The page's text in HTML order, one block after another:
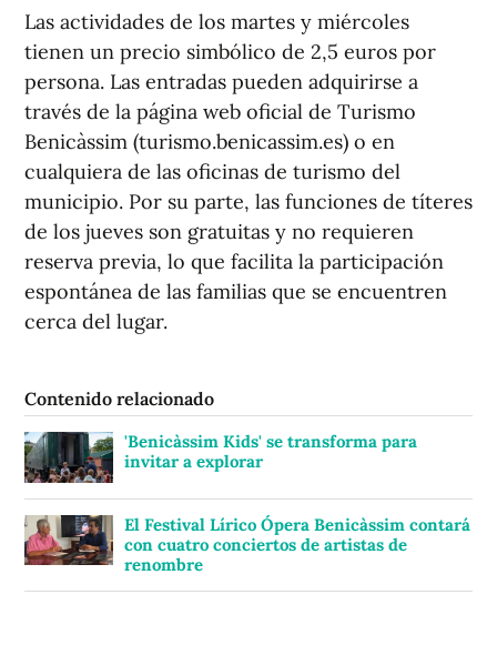
Las actividades de los martes y miércoles
tienen un precio simbólico de 2,5 euros por
persona. Las entradas pueden adquirirse a
través de la página web oficial de Turismo
Benicàssim (turismo.benicassim.es) o en
cualquiera de las oficinas de turismo del
municipio. Por su parte, las funciones de títeres
de los jueves son gratuitas y no requieren
reserva previa, lo que facilita la participación
espontánea de las familias que se encuentren
cerca del lugar.
Contenido relacionado
'Benicàssim Kids' se transforma para
invitar a explorar
El Festival Lírico Ópera Benicàssim contará
con cuatro conciertos de artistas de
renombre